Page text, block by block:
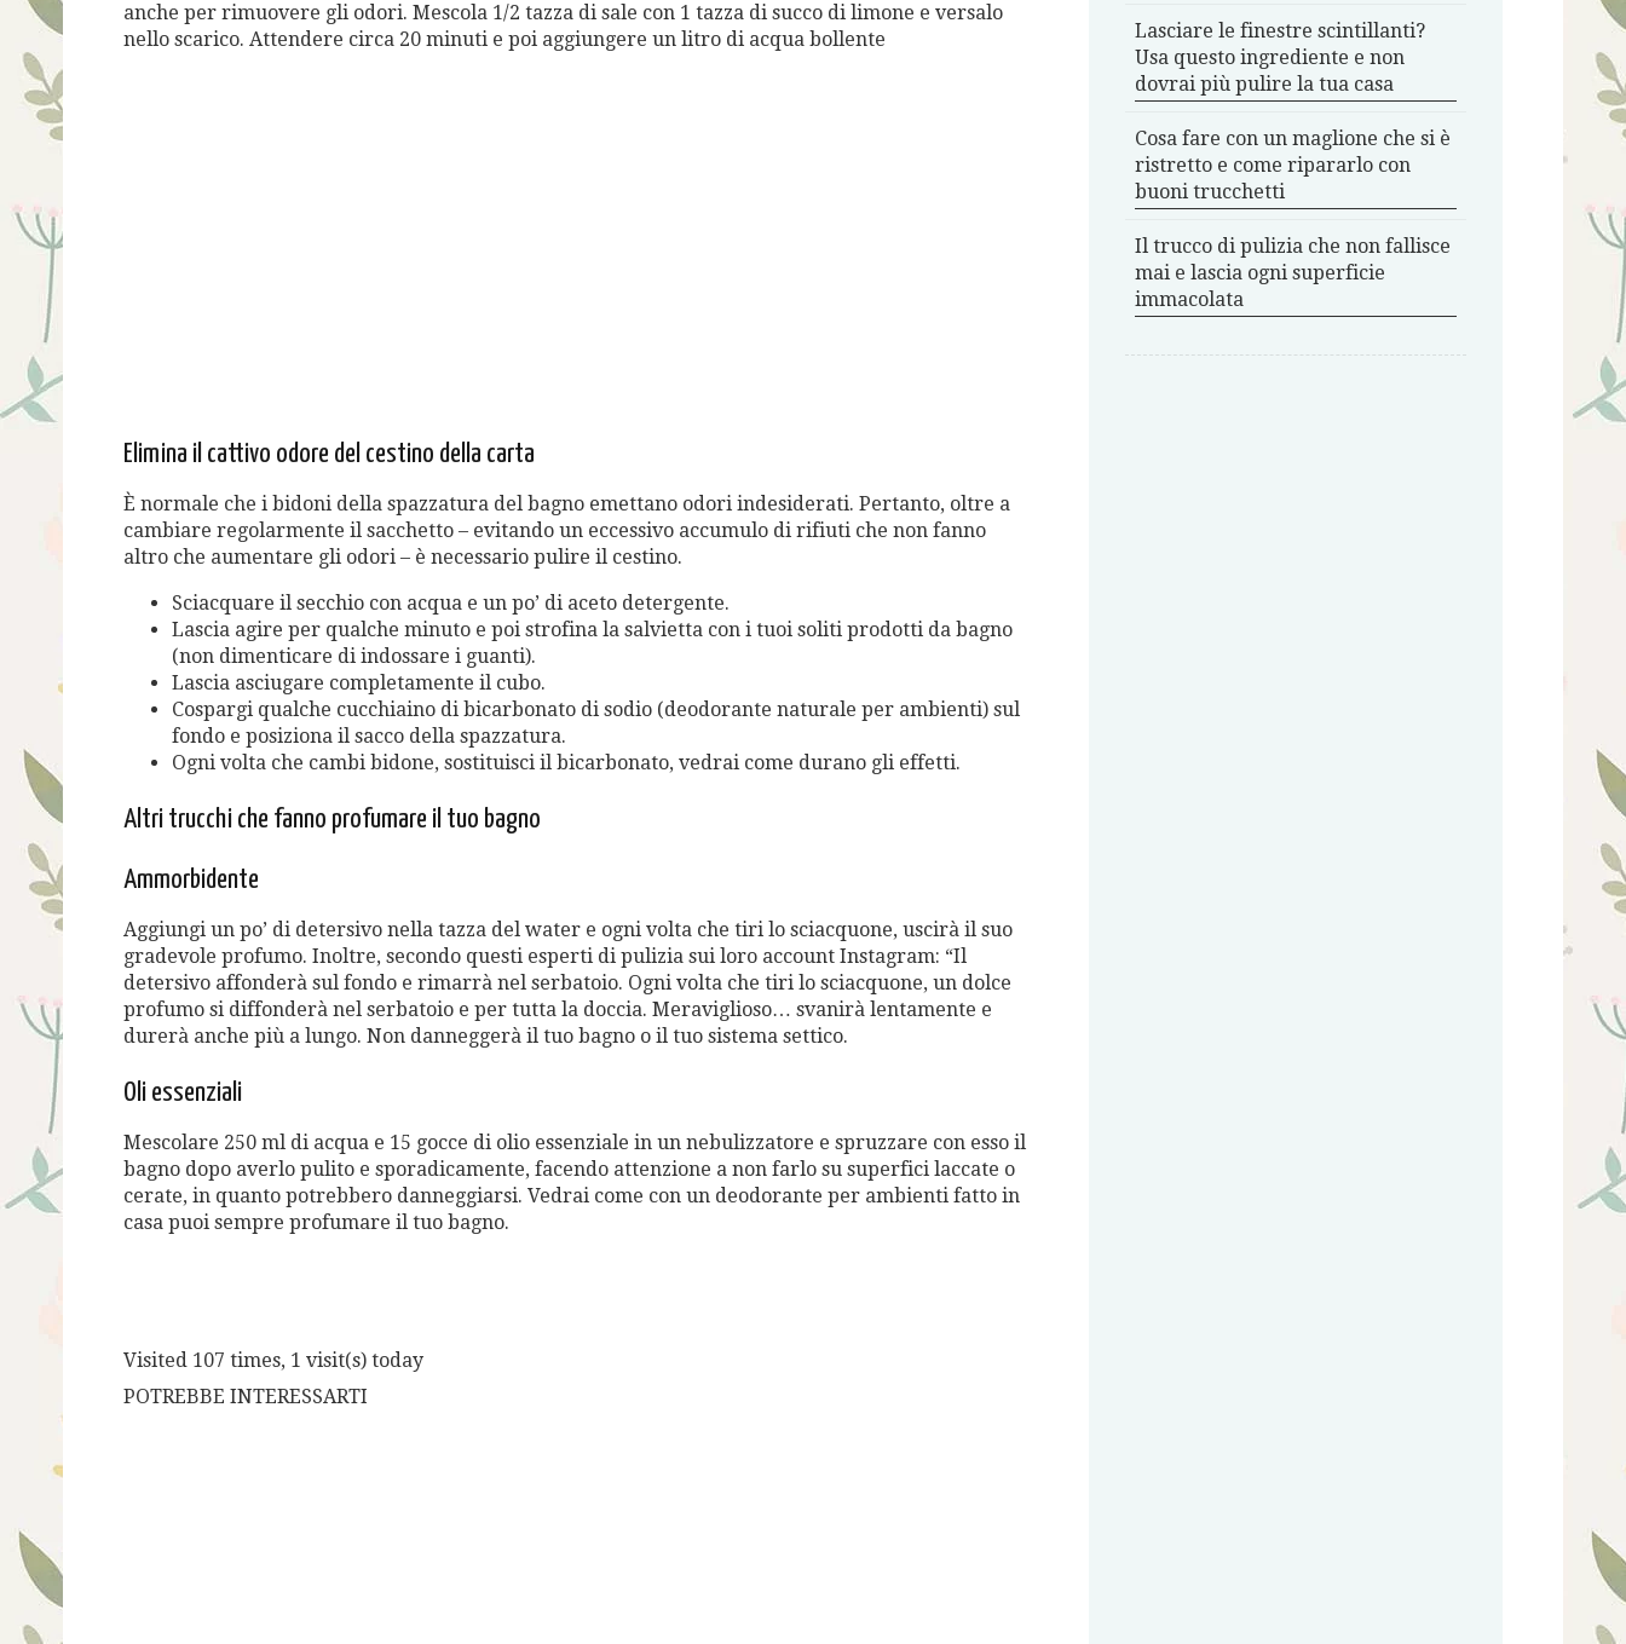
anche per rimuovere gli odori. Mescola 1/2 tazza di sale con 1 tazza di succo di limone e versalo
nello scarico. Attendere circa 20 minuti e poi aggiungere un litro di acqua bollente
Elimina il cattivo odore del cestino della carta
È normale che i bidoni della spazzatura del bagno emettano odori indesiderati. Pertanto, oltre a
cambiare regolarmente il sacchetto – evitando un eccessivo accumulo di rifiuti che non fanno
altro che aumentare gli odori – è necessario pulire il cestino.
Sciacquare il secchio con acqua e un po’ di aceto detergente.
Lascia agire per qualche minuto e poi strofina la salvietta con i tuoi soliti prodotti da bagno
(non dimenticare di indossare i guanti).
Lascia asciugare completamente il cubo.
Cospargi qualche cucchiaino di bicarbonato di sodio (deodorante naturale per ambienti) sul
fondo e posiziona il sacco della spazzatura.
Ogni volta che cambi bidone, sostituisci il bicarbonato, vedrai come durano gli effetti.
Altri trucchi che fanno profumare il tuo bagno
Ammorbidente
Aggiungi un po’ di detersivo nella tazza del water e ogni volta che tiri lo sciacquone, uscirà il suo
gradevole profumo. Inoltre, secondo questi esperti di pulizia sui loro account Instagram: “Il
detersivo affonderà sul fondo e rimarrà nel serbatoio. Ogni volta che tiri lo sciacquone, un dolce
profumo si diffonderà nel serbatoio e per tutta la doccia. Meraviglioso… svanirà lentamente e
durerà anche più a lungo. Non danneggerà il tuo bagno o il tuo sistema settico.
Oli essenziali
Mescolare 250 ml di acqua e 15 gocce di olio essenziale in un nebulizzatore e spruzzare con esso il
bagno dopo averlo pulito e sporadicamente, facendo attenzione a non farlo su superfici laccate o
cerate, in quanto potrebbero danneggiarsi. Vedrai come con un deodorante per ambienti fatto in
casa puoi sempre profumare il tuo bagno.
Visited 107 times, 1 visit(s) today
POTREBBE INTERESSARTI
Lasciare le finestre scintillanti?
Usa questo ingrediente e non
dovrai più pulire la tua casa
Cosa fare con un maglione che si è
ristretto e come ripararlo con
buoni trucchetti
Il trucco di pulizia che non fallisce
mai e lascia ogni superficie
immacolata